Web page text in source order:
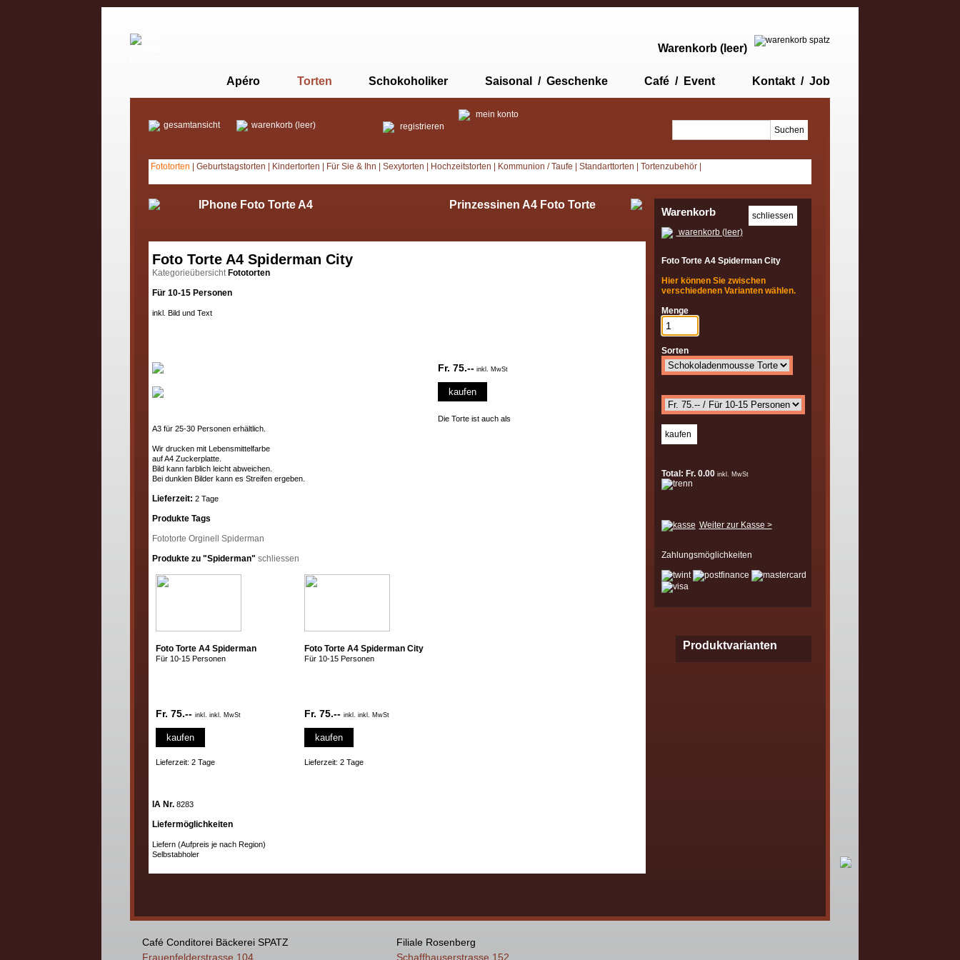
Warenkorb (leer)
Apéro Torten Schokoholiker Saisonal / Geschenke Café / Event Kontakt / Job
gesamtansicht warenkorb (leer) registrieren
mein konto
Fototorten Geburtstagstorten Kindertorten Für Sie & Ihn Sexytorten Hochzeitstorten Kommunion / Taufe Standarttorten Tortenzubehör
IPhone Foto Torte A4 Prinzessinen A4 Foto Torte
Foto Torte A4 Spiderman City
Kategorieübersicht Fototorten
Für 10-15 Personen
inkl. Bild und Text
Fr. 75.-- inkl. MwSt
kaufen
Die Torte ist auch als
A3 für 25-30 Personen erhältlich.
Wir drucken mit Lebensmittelfarbe
auf A4 Zuckerplatte.
Bild kann farblich leicht abweichen.
Bei dunklen Bilder kann es Streifen ergeben.
Lieferzeit: 2 Tage
Produkte Tags
Fototorte Orginell
Spiderman
Produkte zu "Spiderman" schliessen
Foto Torte A4 Spiderman
Für 10-15 Personen
Fr. 75.-- inkl. inkl. MwSt
kaufen
Lieferzeit: 2 Tage
Foto Torte A4 Spiderman City
Für 10-15 Personen
Fr. 75.-- inkl. inkl. MwSt
kaufen
Lieferzeit: 2 Tage
IA Nr. 8283
Liefermöglichkeiten
Liefern (Aufpreis je nach Region)
Selbstabholer
Warenkorb
warenkorb (leer)
Foto Torte A4 Spiderman City
Hier können Sie zwischen
verschiedenen Varianten wählen.
Menge
Sorten
Total: Fr. 0.00 inkl. MwSt
Weiter zur Kasse >
Zahlungsmöglichkeiten
Produktvarianten
Café Conditorei Bäckerei SPATZ
Frauenfelderstrasse 104
Filiale Rosenberg
Schaffhauserstrasse 152